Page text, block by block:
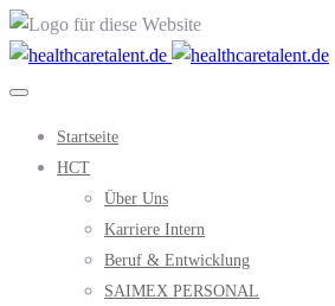
Startseite
HCT
Über Uns
Karriere Intern
Beruf & Entwicklung
SAIMEX PERSONAL